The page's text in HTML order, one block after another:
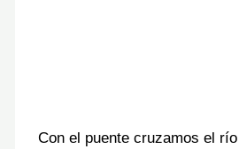
Con el puente cruzamos el